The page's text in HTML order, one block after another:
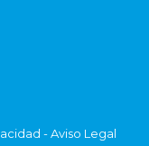
-Aviso Legal